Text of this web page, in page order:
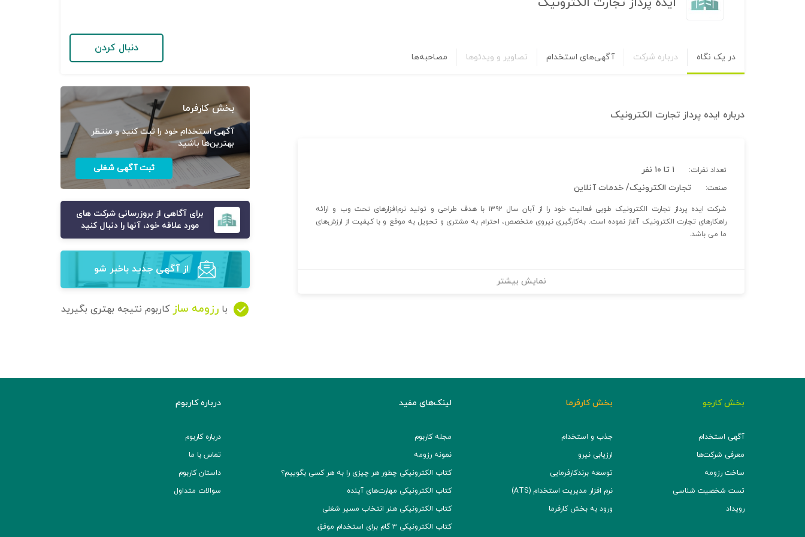
در یک نگاه درباره شرکت آگهی‌های استخدام تصاویر و ویدئوها مصاحبه‌ها
دنبال کردن
درباره ایده پرداز تجارت الکترونیک
تعداد نفرات: ۱ تا ۱۰ نفر
صنعت: تجارت الکترونیک/ خدمات آنلاین
شرکت ایده پرداز تجارت الکترونیک طوبی فعالیت خود را از آبان سال ۱۳۹۲ با هدف طراحی و تولید نرم‌افزارهای تحت وب و ارائه
راهکارهای تجارت الکترونیک آغاز نموده است. به‌کارگیری نیروی متخصص، احترام به مشتری و تحویل به موقع و با کیفیت از ارزش‌های
ما می باشد.
نمایش بیشتر
بخش کارفرما
آگهی استخدام خود را ثبت کنید و منتظر
بهترین‌ها باشید
ثبت آگهی شغلی
برای آگاهی از بروزرسانی شرکت های
مورد علاقه خود، آنها را دنبال کنید
از آگهی‌ جدید باخبر شو
با رزومه ساز کاربوم نتیجه بهتری بگیرید
بخش کارجو
آگهی استخدام
معرفی شرکت‌ها
ساخت رزومه
تست شخصیت شناسی
رویداد
بخش کارفرما
جذب و استخدام
ارزیابی نیرو
توسعه برند‌کارفرمایی
نرم افزار مدیریت استخدام (ATS)
ورود به بخش کارفرما
لینک‌های مفید
مجله کاربوم
نمونه رزومه
کتاب الکترونیکی چطور هر چیزی را به هر کسی بگوییم؟
کتاب الکترونیکی مهارت‌های آینده
کتاب الکترونیکی هنر انتخاب مسیر شغلی
کتاب الکترونیکی ۳ گام برای استخدام موفق
درباره کاربوم
درباره کاربوم
تماس با ما
داستان کاربوم
سوالات متداول